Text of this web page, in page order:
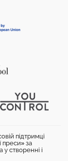
підтримці
преси» за
створенні і